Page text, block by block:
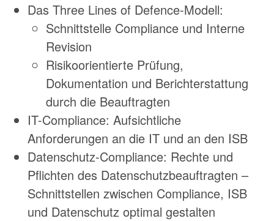
Das Three Lines of Defence-Modell:
Schnittstelle Compliance und Interne
Revision
Risikoorientierte Prüfung,
Dokumentation und Berichterstattung
durch die Beauftragten
IT-Compliance: Aufsichtliche
Anforderungen an die IT und an den ISB
Datenschutz-Compliance: Rechte und
Pflichten des Datenschutzbeauftragten –
Schnittstellen zwischen Compliance, ISB
und Datenschutz optimal gestalten